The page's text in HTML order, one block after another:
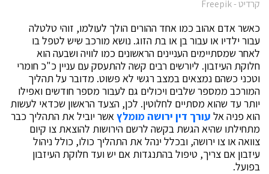
קרדיט - Freepik
כאשר אדם אהוב כמו אחד ההורים הולך לעולמו, זוהי טלטלה
עבור ילדיו או עבור בן או בת הזוג. נושא מורכב שיש לטפל בו
לאחר שמסתיימים העניינים הראשונים כמו לוויה ושבעה הוא
חלוקת העיזבון. ליורשים רבים קשה להתעסק עם עניין כ"כ חומרי
וטכני כשהם נמצאים במצב רגשי לא פשוט. מדובר על תהליך
המורכב ממספר שלבים ויכולים גם לעבור מספר חודשים ואפילו
יותר עד שהוא מסתיים לחלוטין. לכן, הצעד הראשון שכדאי לעשות
הוא פניה אל עורך דין ירושה מומלץאשר יוביל את התהליך כבר
מתחילתו שהיא הגשת בקשה לרשם הירושות להוצאת צו קיום
צוואה או צו ירושה, ובכלל ינהל את התהליך כולו, כולל ניהול
עיזבון אם צריך, טיפול בהתנגדות אם יש ועד חלוקת העיזבון
בפועל.